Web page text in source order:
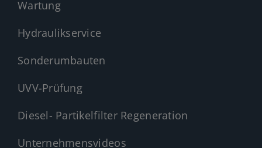
Wartung
Hydraulikservice
Sonderumbauten
UVV-Prüfung
Diesel- Partikelfilter Regeneration
Unternehmensvideos